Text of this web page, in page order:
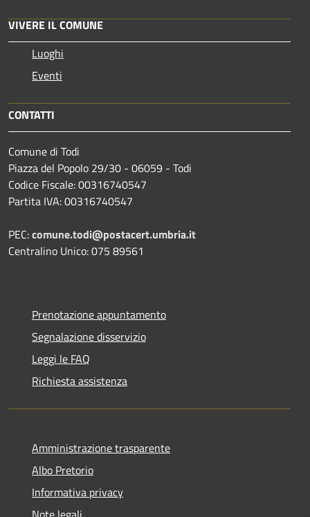
VIVERE IL COMUNE
Luoghi
Eventi
CONTATTI
Comune di Todi
Piazza del Popolo 29/30 - 06059 - Todi
Codice Fiscale: 00316740547
Partita IVA: 00316740547
PEC:comune.todi@postacert.umbria.it
Centralino Unico: 075 89561
Prenotazione appuntamento
Segnalazione disservizio
Leggi le FAQ
Richiesta assistenza
Amministrazione trasparente
Albo Pretorio
Informativa privacy